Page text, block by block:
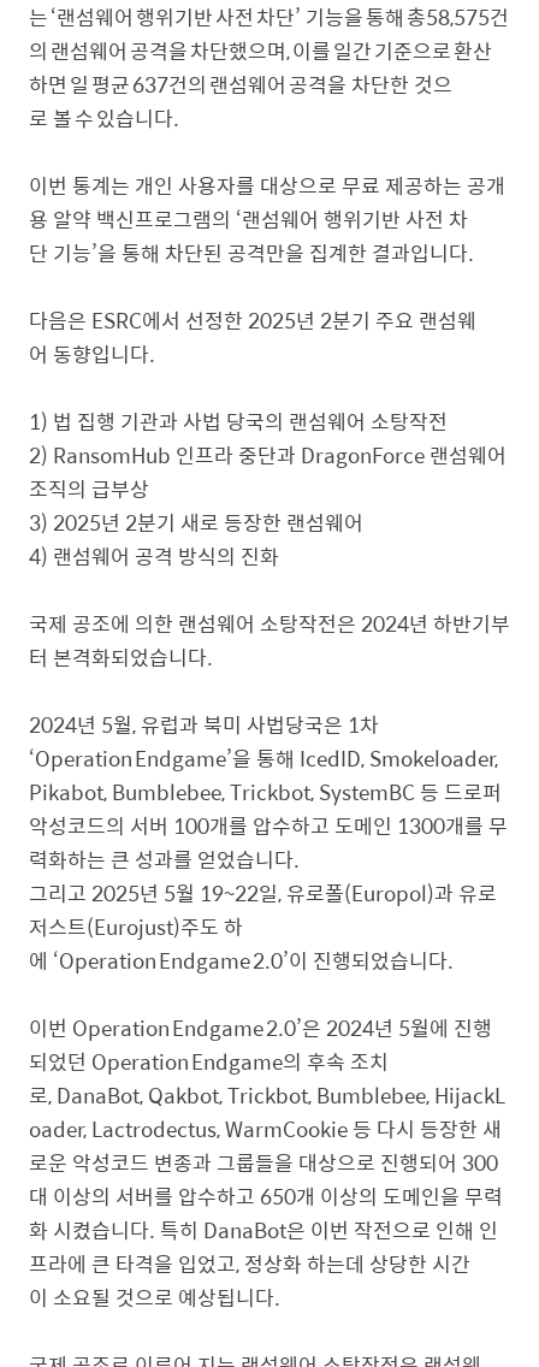
는 ‘랜섬웨어 행위기반 사전 차단’ 기능을 통해 총58,575건
의 랜섬웨어 공격을 차단했으며, 이를 일간 기준으로 환산
하면 일 평균 637건의 랜섬웨어 공격을 차단한 것으
로 볼 수 있습니다.
이번 통계는 개인 사용자를 대상으로 무료 제공하는 공개
용 알약 백신프로그램의 ‘랜섬웨어 행위기반 사전 차
단 기능’을 통해 차단된 공격만을 집계한 결과입니다.
다음은 ESRC에서 선정한 2025년 2분기 주요 랜섬웨
어 동향입니다.
1) 법 집행 기관과 사법 당국의 랜섬웨어 소탕작전
2) RansomHub 인프라 중단과 DragonForce 랜섬웨어
조직의 급부상
3) 2025년 2분기 새로 등장한 랜섬웨어
4) 랜섬웨어 공격 방식의 진화
국제 공조에 의한 랜섬웨어 소탕작전은 2024년 하반기부
터 본격화되었습니다.
2024년 5월, 유럽과 북미 사법당국은 1차
‘Operation Endgame’을 통해 IcedID, Smokeloader,
Pikabot, Bumblebee, Trickbot, SystemBC 등 드로퍼
악성코드의 서버 100개를 압수하고 도메인 1300개를 무
력화하는 큰 성과를 얻었습니다.
그리고 2025년 5월 19~22일, 유로폴(Europol)과 유로
저스트(Eurojust)주도 하
에 ‘Operation Endgame 2.0’이 진행되었습니다.
이번 Operation Endgame 2.0’은 2024년 5월에 진행
되었던 Operation Endgame의 후속 조치
로, DanaBot, Qakbot, Trickbot, Bumblebee, HijackL
oader, Lactrodectus, WarmCookie 등 다시 등장한 새
로운 악성코드 변종과 그룹들을 대상으로 진행되어 300
대 이상의 서버를 압수하고 650개 이상의 도메인을 무력
화 시켰습니다. 특히 DanaBot은 이번 작전으로 인해 인
프라에 큰 타격을 입었고, 정상화 하는데 상당한 시간
이 소요될 것으로 예상됩니다.